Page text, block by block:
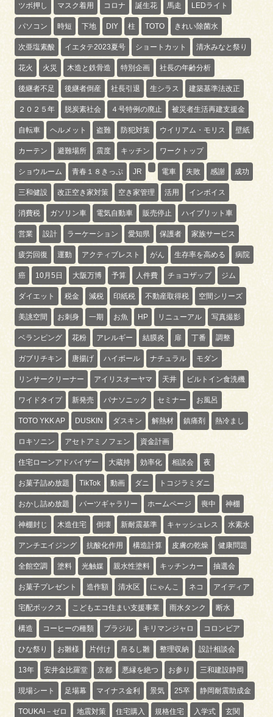
ツボ押し マスク着用 コロナ 誕生花 馬走 LEDライト
パソコン 時短 下地 DIY 柱 TOTO きれい除菌水
次亜塩素酸 イエタテ2023夏号 ショートカット 清水みなと祭り
花火 火災 木造と鉄骨造 特別企画 社長の年齢分析
後継者不足 後継者倒産 社長引退 生シラス 建築基準法改正
２０２５年 脱炭素社会 ４号特例の廃止 被災者生活再建支援金
自転車 ヘルメット 盗難 防犯対策 ウイリアム・モリス 壁紙
カーテン 避難場所 震度 キッチン ワークトップ
ショウルーム 青春１８きっぷ JR 電車 失敗 感謝 成功
三和健設 改正空き家対策 空き家管理 活用 インボイス
消費税 ガソリン車 電気自動車 販売停止 ハイブリット車
営業 設計 ラーケーション 愛知県 保護者 家族サービス
疲労回復 運動 アクティブレスト がん 生存率を高める 病院
癌 10月5日 大阪万博 予算 人件費 チョコザップ ジム
ダイエット 税金 減税 印紙税 不動産取得税 空間シリーズ
美誂空間 お刺身 一期 お魚 HP リニューアル 写真撮影
ベランピング 花粉 アレルギー 結膜炎 扉 丁番 調整
ガブリチキン 唐揚げ ハイボール ナチュラル モダン
リンサークリーナー アイリスオーヤマ 天井 ビルトイン食洗機
ワイドタイプ 新発売 パナソニック セミナー お風呂
TOTO YKK AP DUSKIN ダスキン 解熱材 鎮痛剤 熱冷まし
ロキソニン アセトアミノフェン 資金計画
住宅ローンアドバイザー 大蔵持 効率化 相談会 夜
お菓子詰め放題 TikTok 動画 ダニ トコジラミダニ
おかし詰め放題 パーツギャラリー ホームページ 喪中 神棚
神棚封じ 木造住宅 倒壊 新耐震基準 キャッシュレス 水素水
アンチエイジング 抗酸化作用 構造計算 皮膚の乾燥 健康問題
全館空調 塗料 光触媒 親水性塗料 キッチンカー 抽選会
お菓子プレゼント 造作額 清水区 にゃんこ ネコ アイディア
宅配ボックス こどもエコ住まい支援事業 雨水タンク 断水
構造 コーヒーの種類 ブラジル キリマンジャロ コロンビア
ひな祭り お雛様 片付け 吊るし雛 整理収納 設計相談会
13年 安井金比羅堂 京都 悪縁を絶つ お参り 三和建設静岡
現場シート 足場幕 マイナス金利 景気 25卒 静岡耐震助成金
TOUKAI－ゼロ 地震対策 住宅購入 規格住宅 入学式 玄関